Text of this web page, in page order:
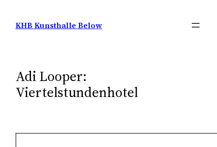
springen
KHB Kunsthalle Below
Adi Looper:
Viertelstundenhotel